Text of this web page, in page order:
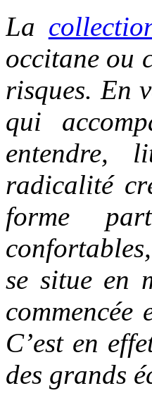
La
occitane ou
risques. En
qui
entendre,
radicalité
forme
se situe en
C’est en
des grands